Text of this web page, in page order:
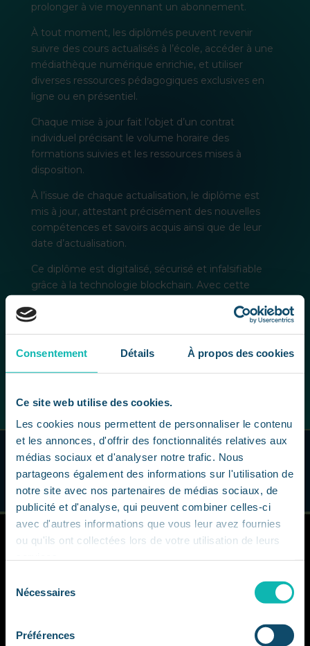
Consentement Détails À propos des cookies
Ce site web utilise des cookies.
Les cookies nous permettent de personnaliser le contenu
et les annonces, d'offrir des fonctionnalités relatives aux
médias sociaux et d'analyser notre trafic. Nous
partageons également des informations sur l'utilisation de
notre site avec nos partenaires de médias sociaux, de
publicité et d'analyse, qui peuvent combiner celles-ci
avec d'autres informations que vous leur avez fournies
ou qu'ils ont collectées lors de votre utilisation de leurs
Nécessaires
Préférences
prolonger à vie moyennant un abonnement.
À tout moment, les diplômés peuvent revenir
suivre des cours actualisés à l’école, accéder à une
médiathèque numérique enrichie, et utiliser
diverses ressources pédagogiques exclusives en
ligne ou en présentiel.
Chaque mise à jour fait l’objet d’un contrat
individuel précisant le volume horaire des
formations suivies et les ressources mises à
disposition.
À l’issue de chaque actualisation, le diplôme est
mis à jour, attestant précisément des nouvelles
compétences et savoirs acquis ainsi que de leur
date d’actualisation.
Ce diplôme est digitalisé, sécurisé et infalsifiable
grâce à la technologie blockchain. Avec cette
forme pas seulement des architectes polyvalents
de l’IT, elle accompagne ses diplômés tout au long
de leur parcours professionnel pour leur permettre
Demande d'infos Je candidate !
151, boulevard Maxime Gorki